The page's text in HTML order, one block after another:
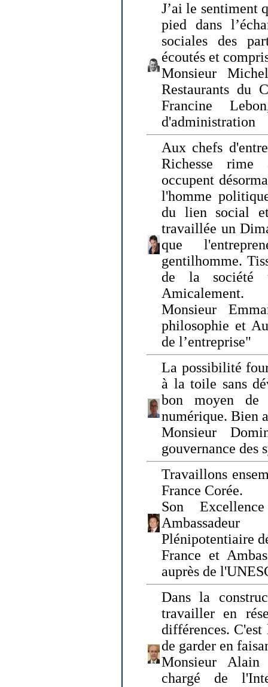
J’ai le sentiment
pied dans
sociales des
écoutés et
Monsieur
Restaurants du
Francine
d'administration
Aux chefs
Richesse rime
occupent
l'homme
du lien social
travaillée un
que
gentilhomme.
de la société
Amicalement.
Monsieur
philosophie et
de l’entreprise"
La possibilité
à la toile sans
bon moyen de
numérique. Bien
Monsieur
gouvernance des
Travaillons
France Corée.
Son
Plénipotentiaire
France et
auprès de
Dans la
travailler en
différences.
de garder en
Monsieur Alain
chargé de